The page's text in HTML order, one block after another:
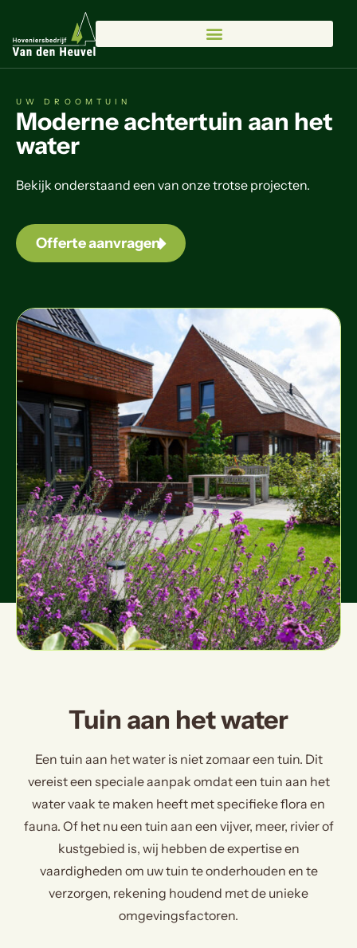
UW DROOMTUIN
Moderne achtertuin aan het
water
Bekijk onderstaand een van onze trotse projecten.
Offerte aanvragen
Tuin aan het water
Een tuin aan het water is niet zomaar een tuin. Dit
vereist een speciale aanpak omdat een tuin aan het
water vaak te maken heeft met specifieke flora en
fauna. Of het nu een tuin aan een vijver, meer, rivier of
kustgebied is, wij hebben de expertise en
vaardigheden om uw tuin te onderhouden en te
verzorgen, rekening houdend met de unieke
omgevingsfactoren.